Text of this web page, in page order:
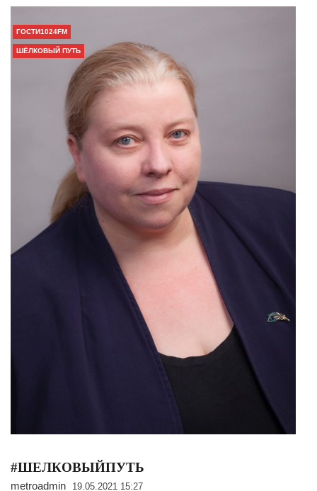
ГОСТИ1024FM
ШЁЛКОВЫЙ ПУТЬ
#ШЕЛКОВЫЙПУТЬ
metroadmin 19.05.2021 15:27